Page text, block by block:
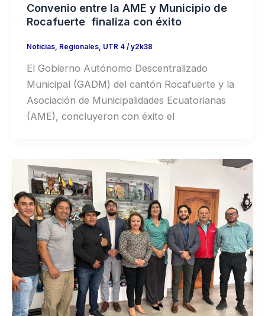
Convenio entre la AME y Municipio de
Rocafuerte finaliza con éxito
Noticias, Regionales, UTR 4/ y2k38
El Gobierno Autónomo Descentralizado
Municipal (GADM) del cantón Rocafuerte y la
Asociación de Municipalidades Ecuatorianas
(AME), concluyeron con éxito el